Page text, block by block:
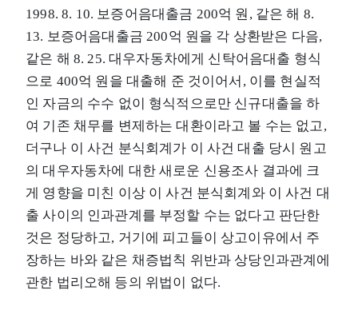
1998. 8. 10. 보증어음대출금 200억 원, 같은 해 8.
13. 보증어음대출금 200억 원을 각 상환받은 다음,
같은 해 8. 25. 대우자동차에게 신탁어음대출 형식
으로 400억 원을 대출해 준 것이어서, 이를 현실적
인 자금의 수수 없이 형식적으로만 신규대출을 하
여 기존 채무를 변제하는 대환이라고 볼 수는 없고,
더구나 이 사건 분식회계가 이 사건 대출 당시 원고
의 대우자동차에 대한 새로운 신용조사 결과에 크
게 영향을 미친 이상 이 사건 분식회계와 이 사건 대
출 사이의 인과관계를 부정할 수는 없다고 판단한
것은 정당하고, 거기에 피고들이 상고이유에서 주
장하는 바와 같은 채증법칙 위반과 상당인과관계에
관한 법리오해 등의 위법이 없다.